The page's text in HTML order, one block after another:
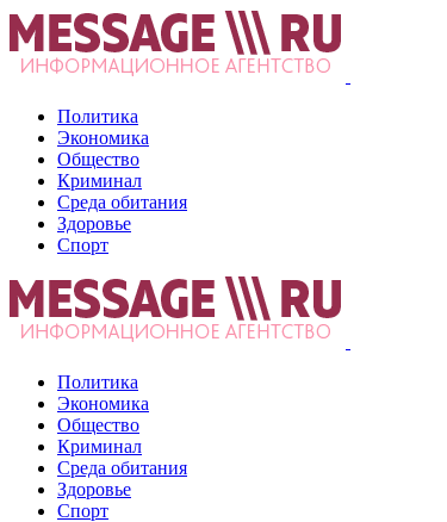
Политика
Экономика
Общество
Криминал
Среда обитания
Здоровье
Спорт
Политика
Экономика
Общество
Криминал
Среда обитания
Здоровье
Спорт